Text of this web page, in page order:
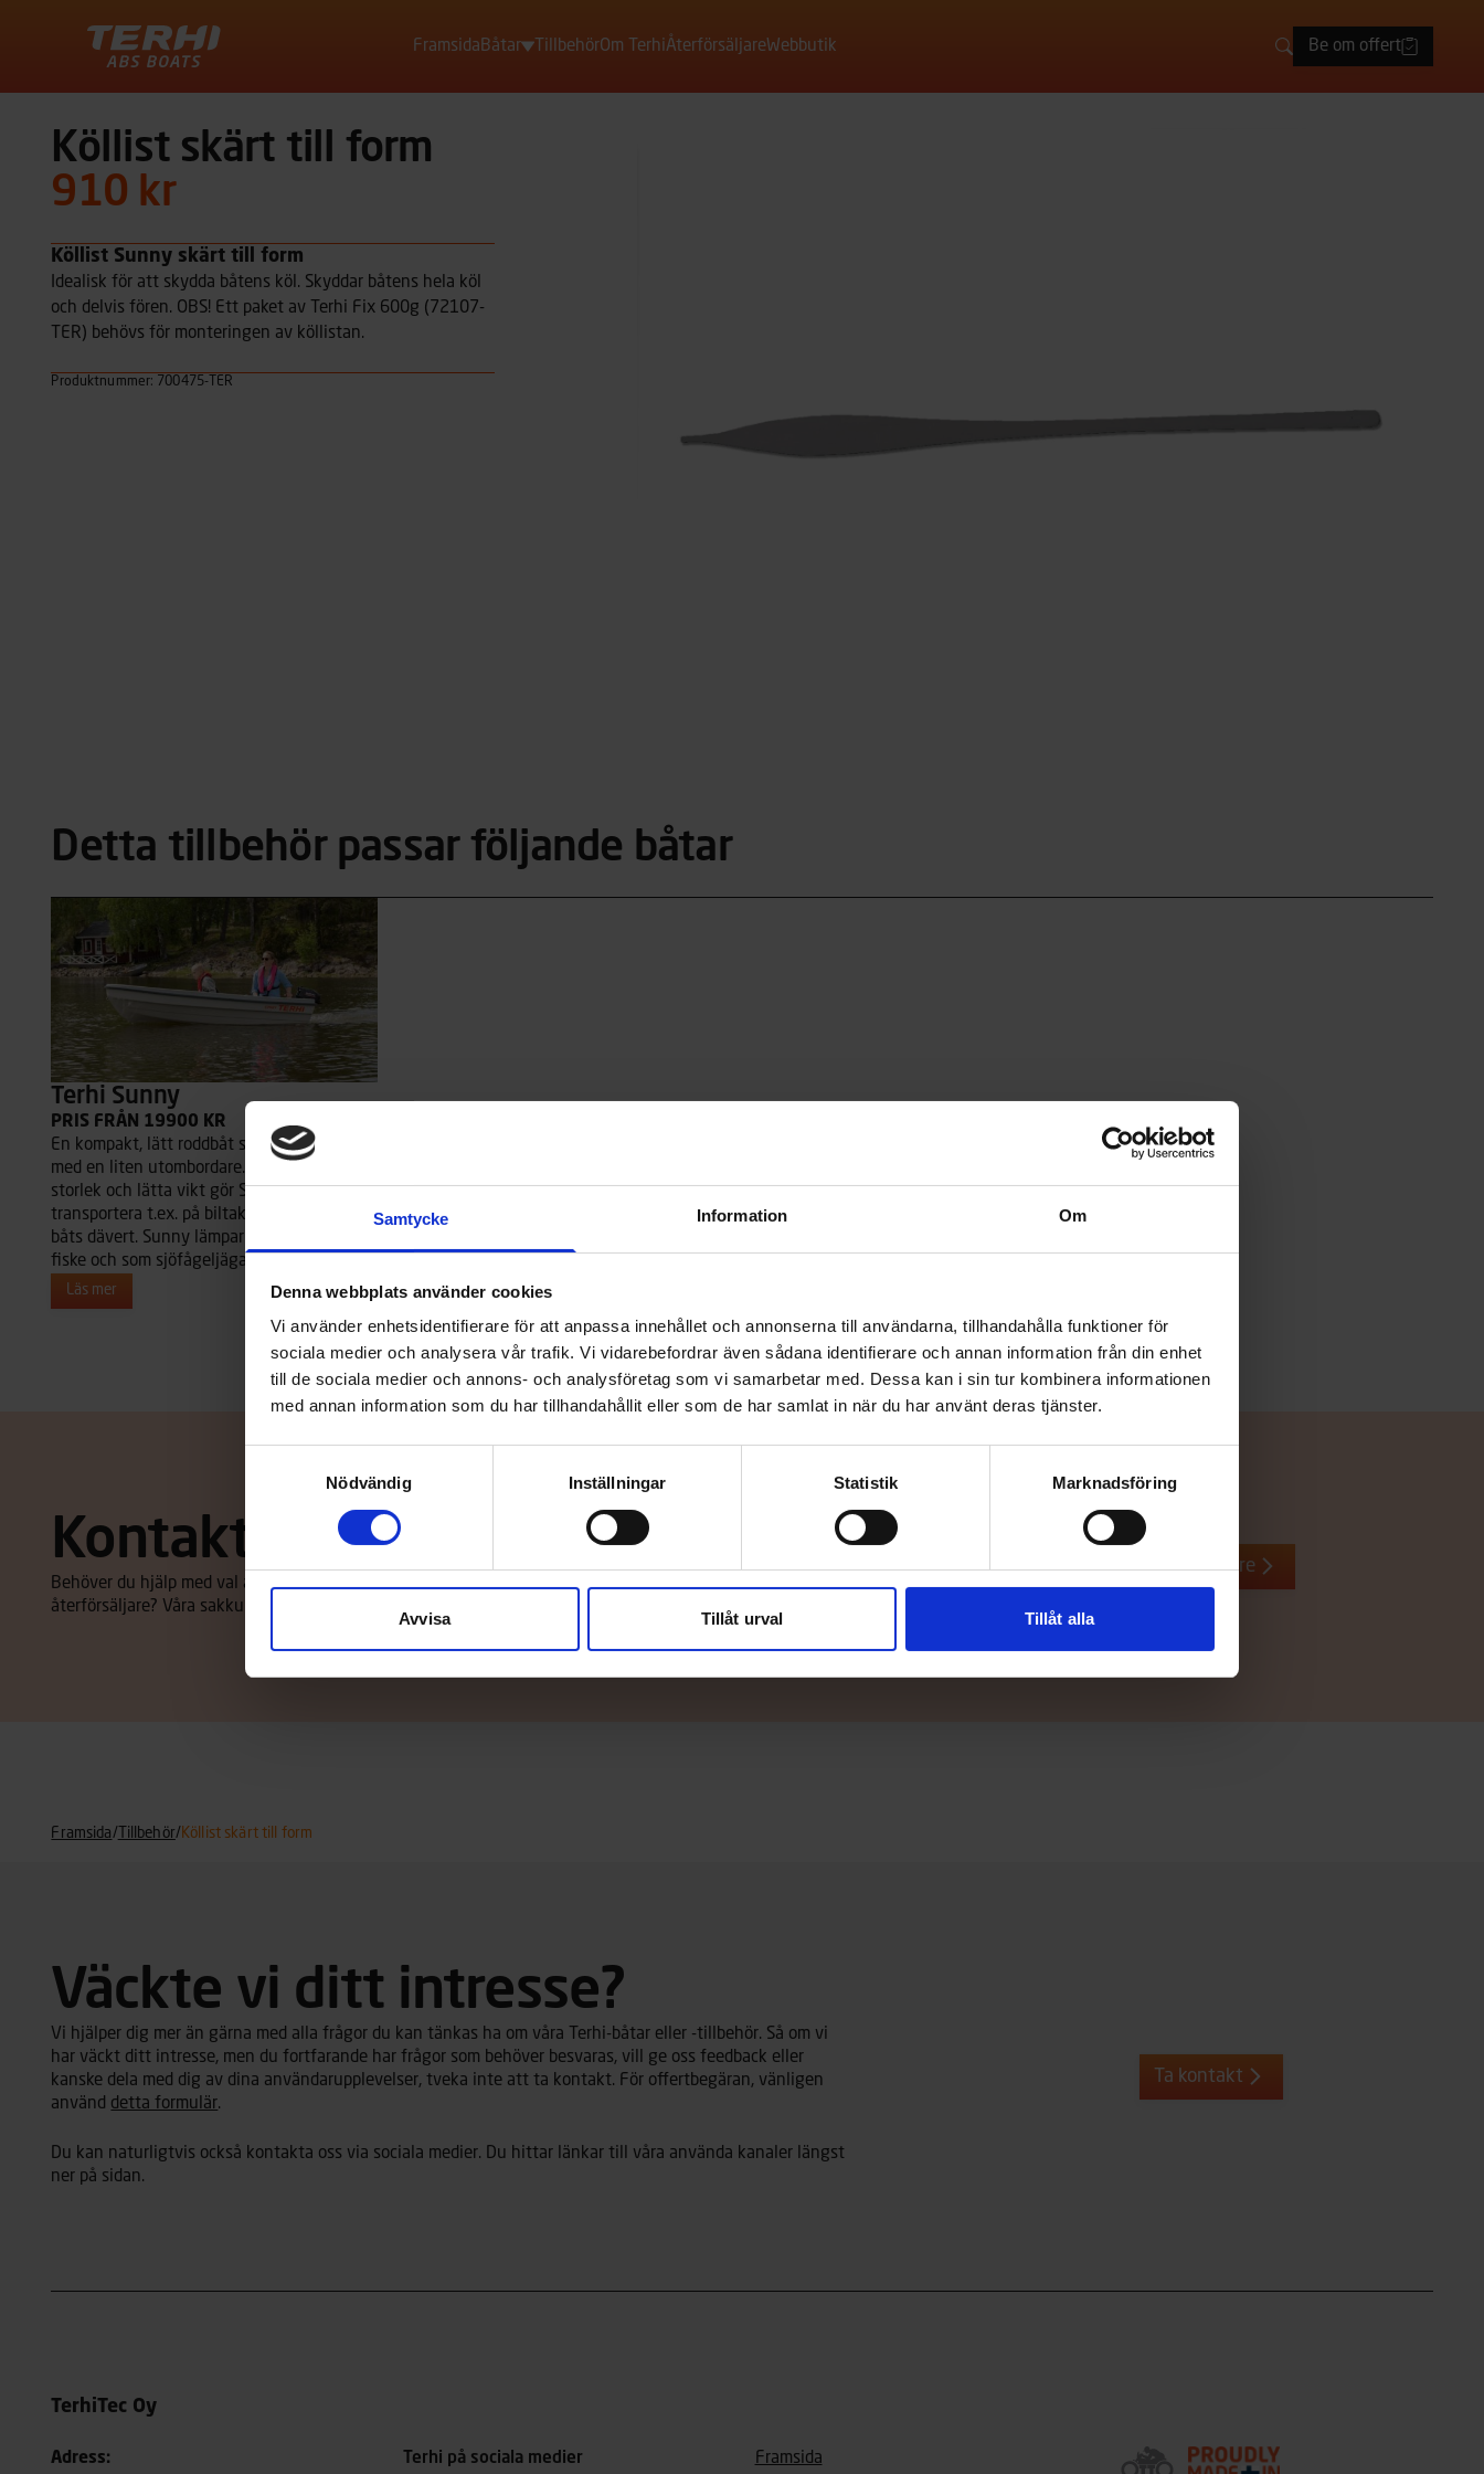
Samtycke Information Om
Denna webbplats använder cookies
Vi använder enhetsidentifierare för att anpassa innehållet och annonserna till användarna, tillhandahålla funktioner för
sociala medier och analysera vår trafik. Vi vidarebefordrar även sådana identifierare och annan information från din enhet
till de sociala medier och annons- och analysföretag som vi samarbetar med. Dessa kan i sin tur kombinera informationen
med annan information som du har tillhandahållit eller som de har samlat in när du har använt deras tjänster.
Nödvändig
Inställningar Statistik Marknadsföring
Avvisa Tillåt urval Tillåt alla
Framsida Båtar TillbehörOm TerhiÅterförsäljareWebbutik Sök Be om offert
Köllist skärt till form
910 kr
Köllist Sunny skärt till form
Idealisk för att skydda båtens köl. Skyddar båtens hela köl
och delvis fören. OBS! Ett paket av Terhi Fix 600g (72107-
TER) behövs för monteringen av köllistan.
Produktnummer: 700475-TER
Detta tillbehör passar följande båtar
Terhi Sunny
PRIS FRÅN 19900 KR
En kompakt, lätt roddbåt som även går bra
med en liten utombordare. Dess behändiga
storlek och lätta vikt gör Sunny enkel att
transportera t.ex. på biltak eller i en större
båts dävert. Sunny lämpar sig perfekt för
fiske och som sjöfågeljägarens passbåt.
Läs mer
Kontakta återförsäljare
Behöver du hjälp med val av båt eller tillbehör, eller vill du be om en offert av din närmaste TG-
återförsäljare? Våra sakkunniga återförsäljare hjälper dig mer än gärna.
Återförsäljare
Framsida/ Tillbehör/ Köllist skärt till form
Väckte vi ditt intresse?
Vi hjälper dig mer än gärna med alla frågor du kan tänkas ha om våra Terhi-båtar eller -tillbehör. Så om vi
har väckt ditt intresse, men du fortfarande har frågor som behöver besvaras, vill ge oss feedback eller
kanske dela med dig av dina användarupplevelser, tveka inte att ta kontakt. För offertbegäran, vänligen
använd detta formulär.
Du kan naturligtvis också kontakta oss via sociala medier. Du hittar länkar till våra använda kanaler längst
ner på sidan.
Ta kontakt
TerhiTec Oy
Adress: Terhi på sociala medier Framsida